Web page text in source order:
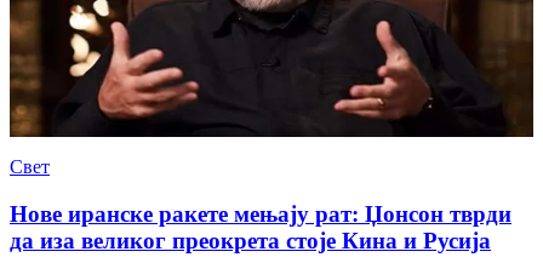
Свет
Нове иранске ракете мењају рат: Џонсон тврди
да иза великог преокрета стоје Кина и Русија